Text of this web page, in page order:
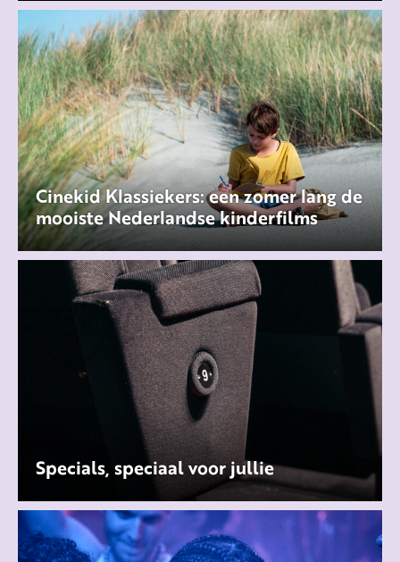
Cinekid Klassiekers: een zomer lang de
mooiste Nederlandse kinderfilms
Specials, speciaal voor jullie